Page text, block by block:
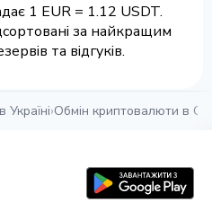
1 EUR = 1.12 USDT.
за найкращим
та відгуків.
›Обмін криптовалюти в